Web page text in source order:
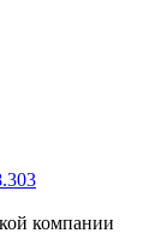
компании